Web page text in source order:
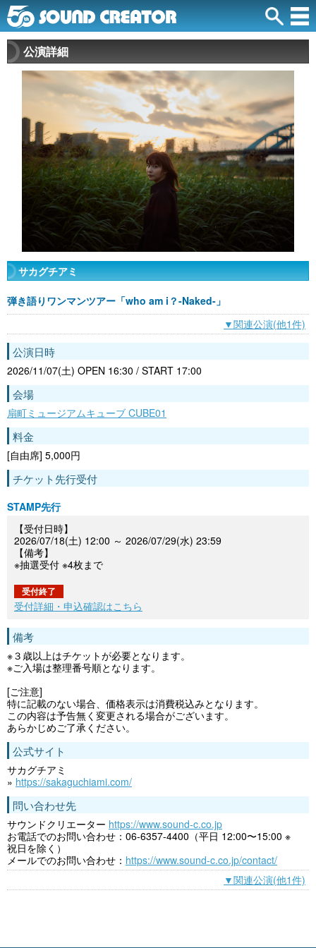
公演詳細
サカグチアミ
弾き語りワンマンツアー「who am i？-Naked-」
▼関連公演(他1件)
公演日時
2026/11/07(土) OPEN 16:30 / START 17:00
会場
扇町ミュージアムキューブ CUBE01
料金
[自由席] 5,000円
チケット先行受付
STAMP先行
【受付日時】
2026/07/18(土) 12:00 ～ 2026/07/29(水) 23:59
【備考】
※抽選受付 ※4枚まで
受付終了
受付詳細・申込確認はこちら
備考
※３歳以上はチケットが必要となります。
※ご入場は整理番号順となります。
[ご注意]
特に記載のない場合、価格表示は消費税込みとなります。
この内容は予告無く変更される場合がございます。
あらかじめご了承ください。
公式サイト
サカグチアミ
» https://sakaguchiami.com/
問い合わせ先
サウンドクリエーター https://www.sound-c.co.jp
お電話でのお問い合わせ：06-6357-4400（平日 12:00〜15:00 ※
祝日を除く）
メールでのお問い合わせ： https://www.sound-c.co.jp/contact/
▼関連公演(他1件)